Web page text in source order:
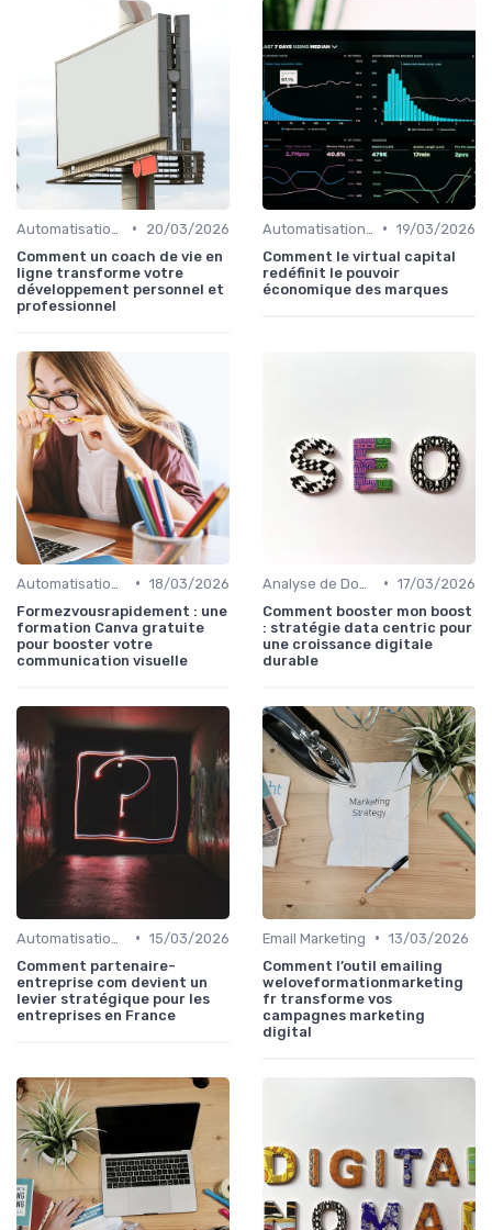
•
20/03/2026
Comment un coach de vie en
ligne transforme votre
développement personnel et
professionnel
• 19/03/2026
Comment le virtual capital
redéfinit le pouvoir
économique des marques
• 18/03/2026
Formezvousrapidement : une
formation Canva gratuite
pour booster votre
communication visuelle
• 17/03/2026
Comment booster mon boost
: stratégie data centric pour
une croissance digitale
durable
• 15/03/2026
Comment partenaire-
entreprise com devient un
levier stratégique pour les
entreprises en France
Email Marketing • 13/03/2026
Comment l’outil emailing
weloveformationmarketing
fr transforme vos
campagnes marketing
digital